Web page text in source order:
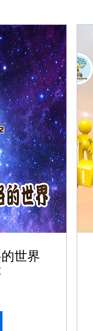
世界